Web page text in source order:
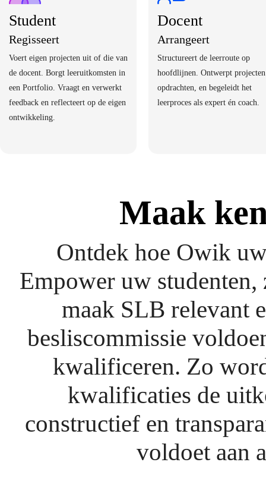
Student
Regisseert
Voert eigen projecten uit of die van
de docent. Borgt leeruitkomsten in
een Portfolio. Vraagt en verwerkt
feedback en reflecteert op de eigen
ontwikkeling.
Docent
Arrangeert
Structureert de leerroute op
hoofdlijnen. Ontwerpt
opdrachten, en begeleidt het
leerproces als expert én coach.
Maak
Ontdek hoe Owik
Empower uw
maak SLB relevant
besliscommissie
kwalificeren. Zo
kwalificaties de
constructief en
voldoet aan